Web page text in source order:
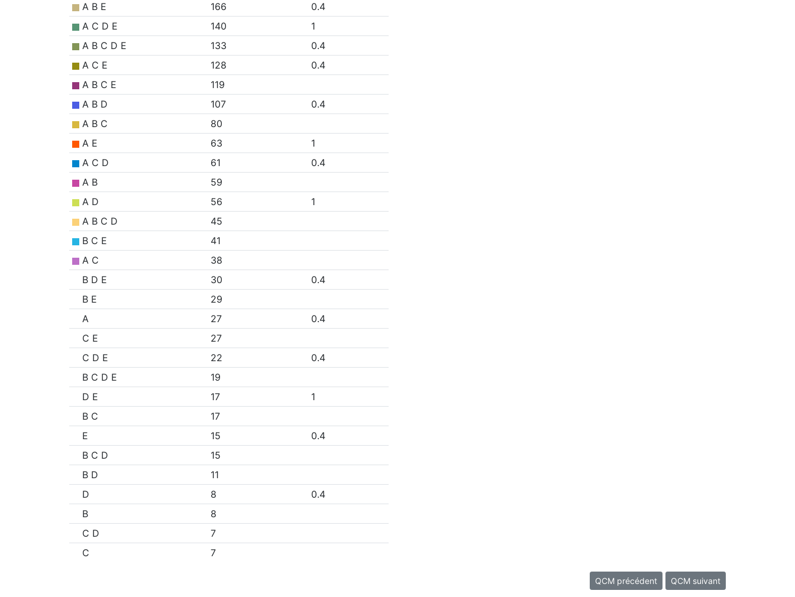
A B E
166
0.4
A C D E
140
1
A B C D E
133
0.4
A C E
128
0.4
A B C E
119
A B D
107
0.4
A B C
80
A E
63
1
A C D
61
0.4
A B
59
A D
56
1
A B C D
45
B C E
41
A C
38
B D E
30
0.4
B E
29
A
27
0.4
C E
27
C D E
22
0.4
B C D E
19
D E
17
1
B C
17
E
15
0.4
B C D
15
B D
11
D
8
0.4
B
8
C D
7
C
7
QCM précédent QCM suivant